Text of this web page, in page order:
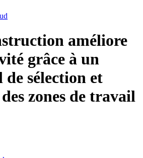
améliore
grâce à un
sélection et
zones de travail